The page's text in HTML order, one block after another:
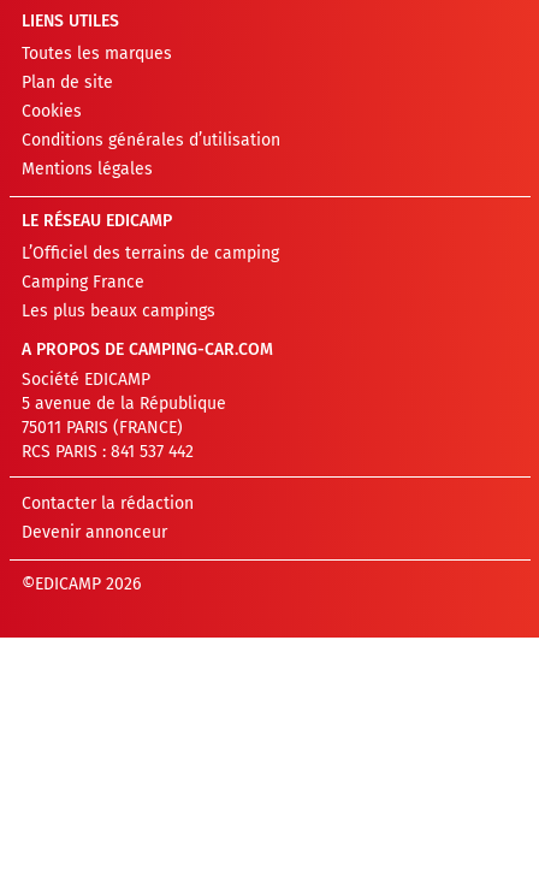
LIENS UTILES
Toutes les marques
Plan de site
Cookies
Conditions générales d’utilisation
Mentions légales
LE RÉSEAU EDICAMP
L’Officiel des terrains de camping
Camping France
Les plus beaux campings
A PROPOS DE CAMPING-CAR.COM
Société EDICAMP
5 avenue de la République
75011 PARIS (FRANCE)
RCS PARIS : 841 537 442
Contacter la rédaction
Devenir annonceur
©EDICAMP 2026